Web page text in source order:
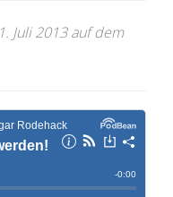
Juli 2013 auf dem